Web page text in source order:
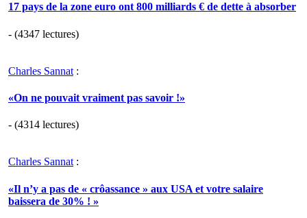
17 pays de la zone euro ont 800 milliards € de dette à absorber
- (4347 lectures)
Charles Sannat :
«On ne pouvait vraiment pas savoir !»
- (4314 lectures)
Charles Sannat :
«Il n’y a pas de « crôassance » aux USA et votre salaire
baissera de 30% ! »